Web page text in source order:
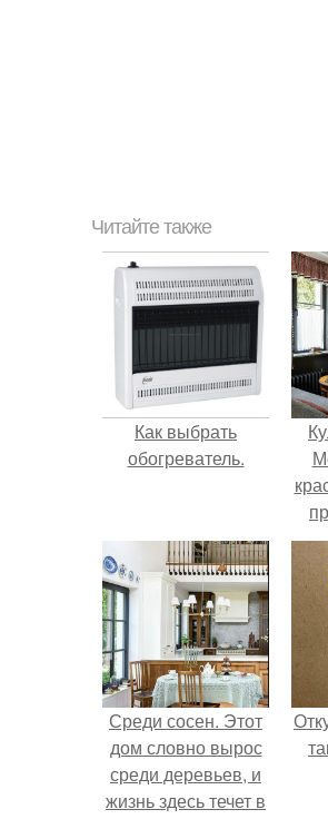
Читайте также
Как выбрать
обогреватель.
Среди сосен. Этот
дом словно вырос
среди деревьев, и
жизнь здесь течет в